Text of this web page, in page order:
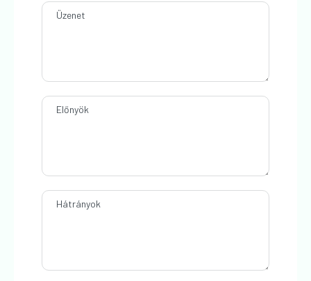
Üzenet
Előnyök
Hátrányok